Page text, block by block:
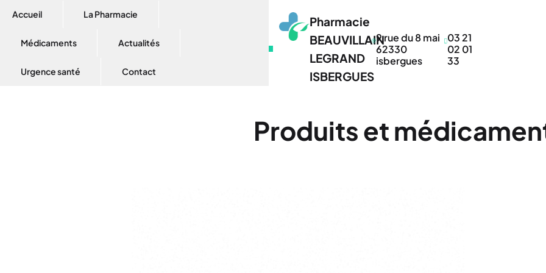
Pharmacie
BEAUVILLAIN
LEGRAND
ISBERGUES
9 rue du 8 mai
62330
isbergues
03 21
02 01
33
Accueil La Pharmacie
Médicaments Actualités
Urgence santé Contact
Produits et